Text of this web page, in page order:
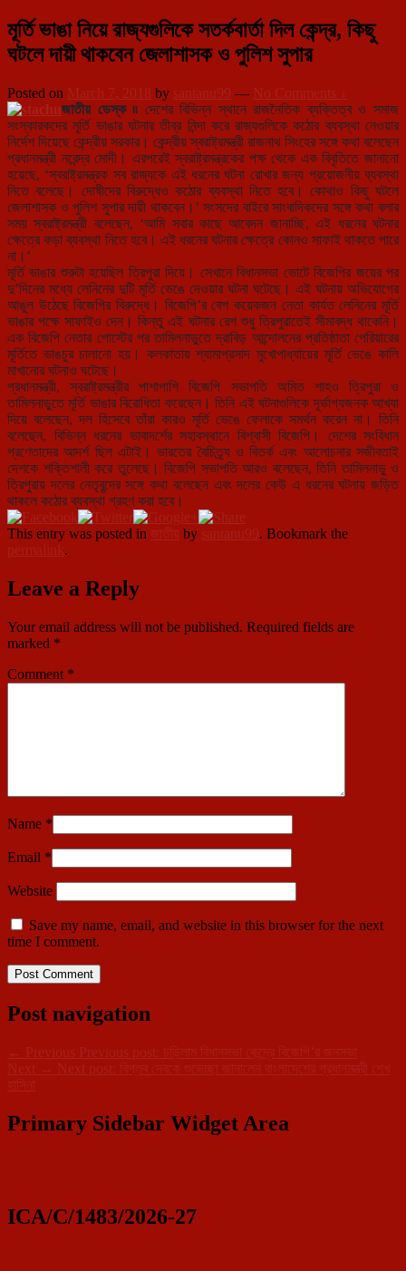
মূর্তি ভাঙা নিয়ে রাজ্যগুলিকে সতর্কবার্তা দিল কেন্দ্র, কিছু
ঘটলে দায়ী থাকবেন জেলাশাসক ও পুলিশ সুপার
Posted on March 7, 2018 by santanu99 — No Comments ↓
জাতীয় ডেস্ক ৷৷ দেশের বিভিন্ন স্থানে রাজনৈতিক ব্যক্তিত্ব ও সমাজ
সংস্কারকদের মূর্তি ভাঙার ঘটনার তীব্র নিন্দা করে রাজ্যগুলিকে কঠোর ব্যবস্থা নেওয়ার
নির্দেশ দিয়েছে কেন্দ্রীয় সরকার। কেন্দ্রীয় স্বরাষ্ট্রমন্ত্রী রাজনাথ সিংহের সঙ্গে কথা বলেছেন
প্রধানমন্ত্রী নরেন্দ্র মোদী। এরপরেই স্বরাষ্ট্রমন্ত্রকের পক্ষ থেকে এক বিবৃতিতে জানানো
হয়েছে, ‘স্বরাষ্ট্রমন্ত্রক সব রাজ্যকে এই ধরনের ঘটনা রোখার জন্য প্রয়োজনীয় ব্যবস্থা
নিতে বলেছে। দোষীদের বিরুদ্ধেও কঠোর ব্যবস্থা নিতে হবে। কোথাও কিছু ঘটলে
জেলাশাসক ও পুলিশ সুপার দায়ী থাকবেন।’ সংসদের বাইরে সাংবাদিকদের সঙ্গে কথা বলার
সময় স্বরাষ্ট্রমন্ত্রী বলেছেন, ‘আমি সবার কাছে আবেদন জানাচ্ছি, এই ধরনের ঘটনার
ক্ষেত্রে কড়া ব্যবস্থা নিতে হবে। এই ধরনের ঘটনার ক্ষেত্রে কোনও সাফাই থাকতে পারে
না।’
মূর্তি ভাঙার শুরুটা হয়েছিল ত্রিপুরা দিয়ে। সেখানে বিধানসভা ভোটে বিজেপির জয়ের পর
দু’দিনের মধ্যে লেনিনের দুটি মূর্তি ভেঙে দেওয়ার ঘটনা ঘটেছে। এই ঘটনায় অভিযোগের
আঙুল উঠেছে বিজেপির বিরুদ্ধে। বিজেপি’র বেশ কয়েকজন নেতা কার্যত লেনিনের মূর্তি
ভাঙার পক্ষে সাফাইও দেন। কিন্তু এই ঘটনার রেশ শুধু ত্রিপুরাতেই সীমাবদ্ধ থাকেনি।
এক বিজেপি নেতার পোস্টের পর তামিলনাড়ুতে দ্রাবিড় আন্দোলনের প্রতিষ্ঠাতা পেরিয়ারের
মূর্তিতে ভাঙচুর চালানো হয়। কলকাতায় শ্যামাপ্রসাদ মুখোপাধ্যায়ের মূর্তি ভেঙে কালি
মাখানোর ঘটনাও ঘটেছে।
প্রধানমন্ত্রী, স্বরাষ্ট্রমন্ত্রীর পাশাপাশি বিজেপি সভাপতি অমিত শাহও ত্রিপুরা ও
তামিলনাড়ুতে মূর্তি ভাঙার বিরোধিতা করেছেন। তিনি এই ঘটনাগুলিকে দূর্ভাগ্যজনক আখ্যা
দিয়ে বলেছেন, দল হিসেবে তাঁরা কারও মূর্তি ভেঙে ফেলাকে সমর্থন করেন না। তিনি
বলেছেন, বিভিন্ন ধরনের ভাবাদর্শের সহাবস্থানে বিশ্বাসী বিজেপি। দেশের সংবিধান
প্রণেতাদের আদর্শ ছিল এটাই। ভারতের বৈচিত্র্য ও বিতর্ক এবং আলোচনার সজীবতাই
দেশকে শক্তিশালী করে তুলেছে। বিজেপি সভাপতি আরও বলেছেন, তিনি তামিলনাড়ু ও
ত্রিপুরায় দলের নেতৃবৃন্দের সঙ্গে কথা বলেছেন এবং দলের কেউ এ ধরনের ঘটনায় জড়িত
থাকলে কঠোর ব্যবস্থা গ্রহণ করা হবে।
This entry was posted in জাতীয় by santanu99. Bookmark the
permalink.
Leave a Reply
Your email address will not be published. Required fields are
marked *
Comment *
Name *
Email *
Website
Save my name, email, and website in this browser for the next
time I comment.
Post navigation
← Previous Previous post:
চড়িলাম বিধানসভা কেন্দ্রে বিজেপি’র জনসভা
Next → Next post:
বিপ্লব দেবকে শুভেচ্ছা জানালেন বাংলাদেশের প্রধানমন্ত্রী শেখ
হাসিনা
Primary Sidebar Widget Area
ICA/C/1483/2026-27